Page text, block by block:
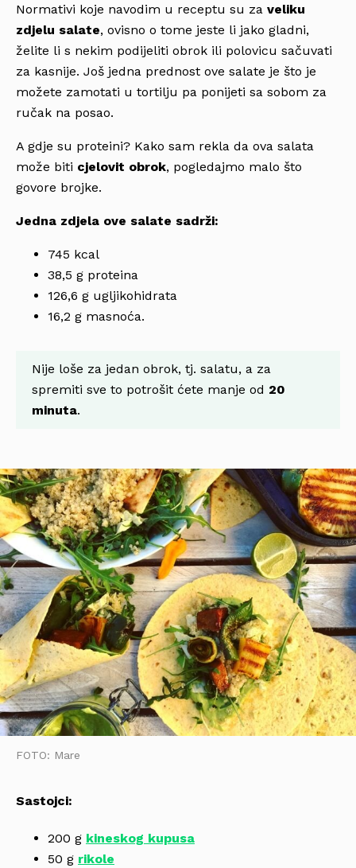
Normativi koje navodim u receptu su za veliku
zdjelu salate, ovisno o tome jeste li jako gladni,
želite li s nekim podijeliti obrok ili polovicu sačuvati
za kasnije. Još jedna prednost ove salate je što je
možete zamotati u tortilju pa ponijeti sa sobom za
ručak na posao.
A gdje su proteini? Kako sam rekla da ova salata
može biti cjelovit obrok, pogledajmo malo što
govore brojke.
Jedna zdjela ove salate sadrži:
745 kcal
38,5 g proteina
126,6 g ugljikohidrata
16,2 g masnoća.
Nije loše za jedan obrok, tj. salatu, a za
spremiti sve to potrošit ćete manje od 20
minuta.
FOTO: Mare
Sastojci:
200 g kineskog kupusa
50 g rikole